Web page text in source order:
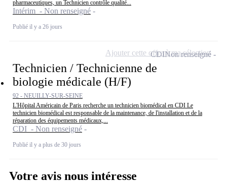
pharmaceutiques, un Technicien contrôle qualité...
Intérim - Non renseigné
Publié il y a 26 jours
Technicien / Technicienne de
biologie médicale (H/F)
92 - NEUILLY-SUR-SEINE
L'Hôpital Américain de Paris recherche un technicien biomédical en CDI Le
technicien biomédical est responsable de la maintenance, de l'installation et de la
réparation des équipements médicaux,...
CDI - Non renseigné
Publié il y a plus de 30 jours
CDINon renseigné
Ajouter cette offre à ma sélection
Votre avis nous intéresse